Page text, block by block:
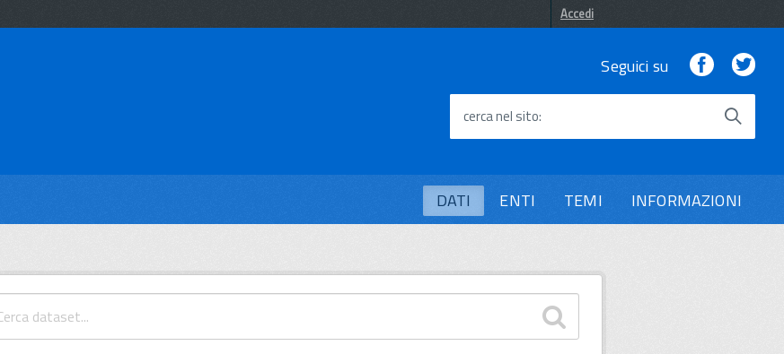
Accedi
Seguici su Facebook
cerca nel sito
DATI ENTI TEMI INFORMAZIONI